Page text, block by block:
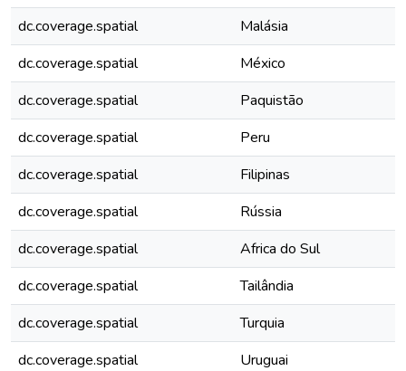
dc.coverage.spatial
Malásia
dc.coverage.spatial
México
dc.coverage.spatial
Paquistão
dc.coverage.spatial
Peru
dc.coverage.spatial
Filipinas
dc.coverage.spatial
Rússia
dc.coverage.spatial
Africa do Sul
dc.coverage.spatial
Tailândia
dc.coverage.spatial
Turquia
dc.coverage.spatial
Uruguai